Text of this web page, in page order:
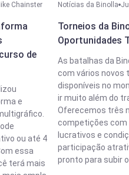
Chainster
de
e
ou até 4
essa
terá mais
Notícias da Binolla
Torneios da
Oportunidades
As batalhas da
com vários novos
disponíveis no
ir muito além do
Oferecemos três
competições com
lucrativos e
participação
pronto para subir